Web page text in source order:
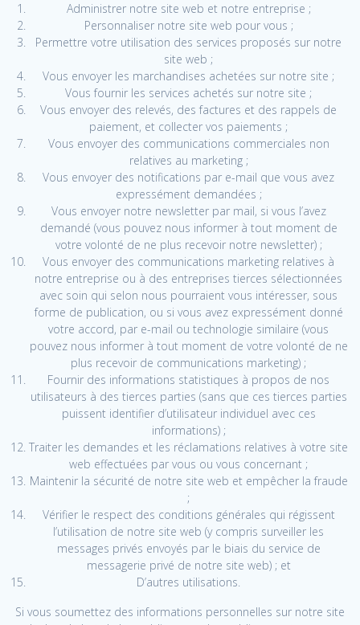
Administrer notre site web et notre entreprise ;
Personnaliser notre site web pour vous ;
Permettre votre utilisation des services proposés sur notre
site web ;
Vous envoyer les marchandises achetées sur notre site ;
Vous fournir les services achetés sur notre site ;
Vous envoyer des relevés, des factures et des rappels de
paiement, et collecter vos paiements ;
Vous envoyer des communications commerciales non
relatives au marketing ;
Vous envoyer des notifications par e-mail que vous avez
expressément demandées ;
Vous envoyer notre newsletter par mail, si vous l’avez
demandé (vous pouvez nous informer à tout moment de
votre volonté de ne plus recevoir notre newsletter) ;
Vous envoyer des communications marketing relatives à
notre entreprise ou à des entreprises tierces sélectionnées
avec soin qui selon nous pourraient vous intéresser, sous
forme de publication, ou si vous avez expressément donné
votre accord, par e-mail ou technologie similaire (vous
pouvez nous informer à tout moment de votre volonté de ne
plus recevoir de communications marketing) ;
Fournir des informations statistiques à propos de nos
utilisateurs à des tierces parties (sans que ces tierces parties
puissent identifier d’utilisateur individuel avec ces
informations) ;
Traiter les demandes et les réclamations relatives à votre site
web effectuées par vous ou vous concernant ;
Maintenir la sécurité de notre site web et empêcher la fraude
;
Vérifier le respect des conditions générales qui régissent
l’utilisation de notre site web (y compris surveiller les
messages privés envoyés par le biais du service de
messagerie privé de notre site web) ; et
D’autres utilisations.
Si vous soumettez des informations personnelles sur notre site